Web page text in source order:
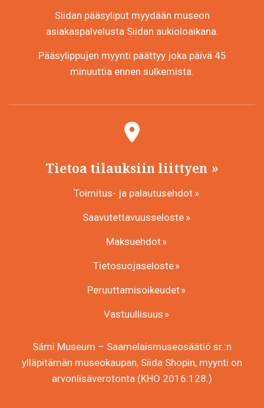
Siidan pääsyliput myydään museon
asiakaspalvelusta Siidan aukioloaikana.
Pääsylippujen myynti päättyy joka päivä 45
minuuttia ennen sulkemista.
Tietoa tilauksiin liittyen
Toimitus- ja palautusehdot
Saavutettavuusseloste
Maksuehdot
Tietosuojaseloste
Peruuttamisoikeudet
Vastuullisuus
Sámi Museum – Saamelaismuseosäätiö sr.:n
ylläpitämän museokaupan, Siida Shopin, myynti on
arvonlisäverotonta (KHO 2016:128.)